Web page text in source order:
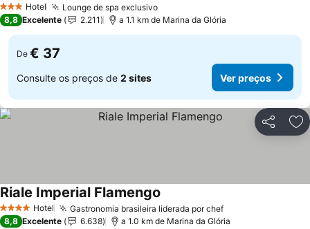
3 EstrelasHotel Lounge de spa exclusivo
8,8 Excelente 2.211 a 1.1 km de Marina da Glória
De € 37
Consulte os preços de 2 sites Ver preços
Partilhar
4 EstrelasHotel Gastronomia brasileira liderada por chef
Riale Imperial Flamengo
8,8 Excelente 6.638 a 1.0 km de Marina da Glória